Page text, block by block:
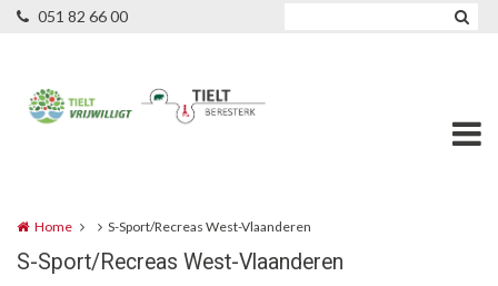
Overslaan en naar de inhoud gaan
051 82 66 00
Home S-Sport/Recreas West-Vlaanderen
S-Sport/Recreas West-Vlaanderen